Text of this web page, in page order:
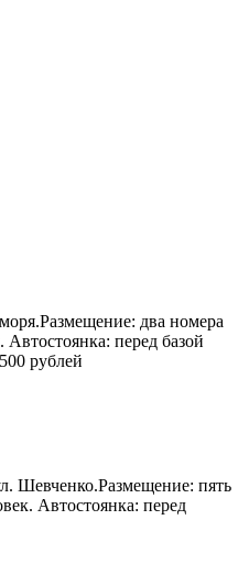
два номера
перед базой
рублей
Шевченко.Размещение: пять
Автостоянка: перед